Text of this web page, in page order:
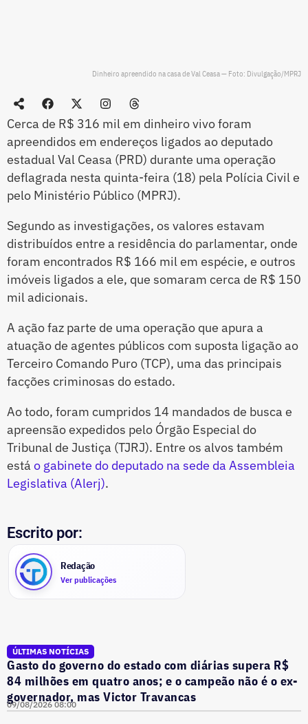
Dinheiro apreendido na casa de Val Ceasa — Foto: Divulgação/MPRJ
Cerca de R$ 316 mil em dinheiro vivo foram
apreendidos em endereços ligados ao deputado
estadual Val Ceasa (PRD) durante uma operação
deflagrada nesta quinta-feira (18) pela Polícia Civil e
pelo Ministério Público (MPRJ).
Segundo as investigações, os valores estavam
distribuídos entre a residência do parlamentar, onde
foram encontrados R$ 166 mil em espécie, e outros
imóveis ligados a ele, que somaram cerca de R$ 150
mil adicionais.
A ação faz parte de uma operação que apura a
atuação de agentes públicos com suposta ligação ao
Terceiro Comando Puro (TCP), uma das principais
facções criminosas do estado.
Ao todo, foram cumpridos 14 mandados de busca e
apreensão expedidos pelo Órgão Especial do
Tribunal de Justiça (TJRJ). Entre os alvos também
está o gabinete do deputado na sede da Assembleia
Legislativa (Alerj).
Escrito por:
Redação
Ver publicações
ÚLTIMAS NOTÍCIAS
Gasto do governo do estado com diárias supera R$
84 milhões em quatro anos; e o campeão não é o ex-
governador, mas Victor Travancas
09/08/2026 08:00